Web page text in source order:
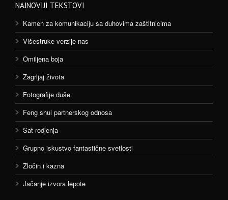
NAJNOVIJI TEKSTOVI
Kamen za komunikaciju sa duhovima zaštitnicima
Višestruke verzije nas
Omiljena boja
Zagrljaj života
Fotografije duše
Feng shui partnerskog odnosa
Sat rodjenja
Grupno iskustvo fantastične svetlosti
Zločin i kazna
Jačanje izvora lepote